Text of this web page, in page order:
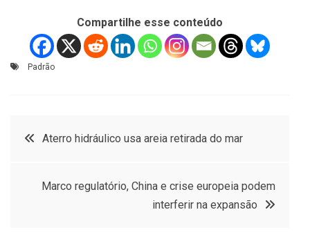
Compartilhe esse conteúdo
Padrão
Navegação
Aterro hidráulico usa areia retirada do mar
Marco regulatório, China e crise europeia podem
interferir na expansão